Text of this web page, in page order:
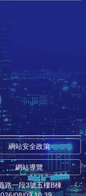
網站安全政策
網站導覽
路一段3號五樓B棟